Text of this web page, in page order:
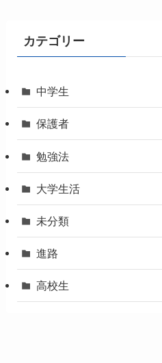
カテゴリー
中学生
保護者
勉強法
大学生活
未分類
進路
高校生